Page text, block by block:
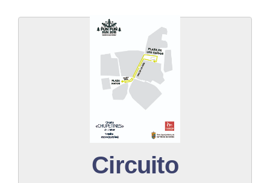
Circuito
Descargar PDF